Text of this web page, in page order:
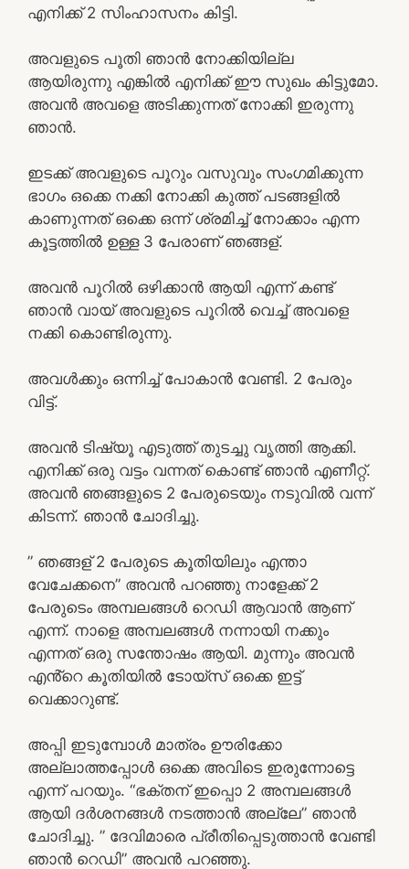
എനിക്ക് 2 സിംഹാസനം കിട്ടി.
അവളുടെ പൂതി ഞാൻ നോക്കിയില്ല
ആയിരുന്നു എങ്കിൽ എനിക്ക് ഈ സുഖം കിട്ടുമോ.
അവൻ അവളെ അടിക്കുന്നത് നോക്കി ഇരുന്നു
ഞാൻ.
ഇടക്ക് അവളുടെ പൂറും വസുവും സംഗമിക്കുന്ന
ഭാഗം ഒക്കെ നക്കി നോക്കി കുത്ത് പടങ്ങളിൽ
കാണുന്നത് ഒക്കെ ഒന്ന് ശ്രമിച്ച് നോക്കാം എന്ന
കൂട്ടത്തിൽ ഉള്ള 3 പേരാണ് ഞങ്ങള്.
അവൻ പൂറിൽ ഒഴിക്കാൻ ആയി എന്ന് കണ്ട്
ഞാൻ വായ് അവളുടെ പൂറിൽ വെച്ച് അവളെ
നക്കി കൊണ്ടിരുന്നു.
അവൾക്കും ഒന്നിച്ച് പോകാൻ വേണ്ടി. 2 പേരും
വിട്ട്.
അവൻ ടിഷ്യൂ എടുത്ത് തുടച്ചു വൃത്തി ആക്കി.
എനിക്ക് ഒരു വട്ടം വന്നത് കൊണ്ട് ഞാൻ എണീറ്റ്.
അവൻ ഞങ്ങളുടെ 2 പേരുടെയും നടുവിൽ വന്ന്
കിടന്ന്. ഞാൻ ചോദിച്ചു.
” ഞങ്ങള് 2 പേരുടെ കൂതിയിലും എന്താ
വേചേക്കനെ” അവൻ പറഞ്ഞു നാളേക്ക് 2
പേരുടെം അമ്പലങ്ങൾ റെഡി ആവാൻ ആണ്
എന്ന്. നാളെ അമ്പലങ്ങൾ നന്നായി നക്കും
എന്നത് ഒരു സന്തോഷം ആയി. മുന്നും അവൻ
എൻ്റെ കൂതിയിൽ ടോയ്സ് ഒക്കെ ഇട്ട്
വെക്കാറുണ്ട്.
അപ്പി ഇടുമ്പോൾ മാത്രം ഊരിക്കോ
അല്ലാത്തപ്പോൾ ഒക്കെ അവിടെ ഇരുന്നോട്ടെ
എന്ന് പറയും. “ഭക്തന് ഇപ്പൊ 2 അമ്പലങ്ങൾ
ആയി ദർശനങ്ങൾ നടത്താൻ അല്ലേ” ഞാൻ
ചോദിച്ചു. ” ദേവിമാരെ പ്രീതിപ്പെടുത്താൻ വേണ്ടി
ഞാൻ റെഡി” അവൻ പറഞ്ഞു.